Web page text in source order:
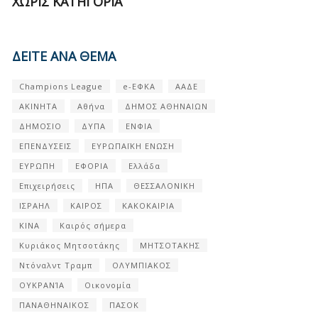
ΔΕΙΤΕ ΑΝΑ ΘΕΜΑ
Champions League e-ΕΦΚΑ
ΑΑΔΕ
ΑΚΙΝΗΤΑ
Αθήνα
ΔΗΜΟΣ ΑΘΗΝΑΙΩΝ
ΔΗΜΟΣΙΟ
ΔΥΠΑ
ΕΝΦΙΑ
ΕΠΕΝΔΥΣΕΙΣ
ΕΥΡΩΠΑΪΚΗ ΕΝΩΣΗ
ΕΥΡΩΠΗ
ΕΦΟΡΙΑ
Ελλάδα
Επιχειρήσεις
ΗΠΑ
ΘΕΣΣΑΛΟΝΙΚΗ
ΙΣΡΑΗΛ
ΚΑΙΡΟΣ
ΚΑΚΟΚΑΙΡΙΑ
ΚΙΝΑ
Καιρός σήμερα
Κυριάκος Μητσοτάκης
ΜΗΤΣΟΤΑΚΗΣ
Ντόναλντ Τραμπ
ΟΛΥΜΠΙΑΚΟΣ
ΟΥΚΡΑΝΊΑ
Οικονομία
ΠΑΝΑΘΗΝΑΙΚΟΣ
ΠΑΣΟΚ